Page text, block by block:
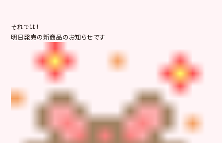
それでは！
明日発売の新商品のお知らせです